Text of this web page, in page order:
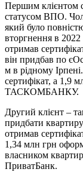
Першим клієнтом
статусом ВПО.
який було
вторгнення в 2022
отримав
він придбав по
м в рідному
сертифікат, а 1,9
ТАСКОМБАНКУ.
Другий клієнт –
придбати
отримав
1,34 млн грн
власником
ПриватБанк.